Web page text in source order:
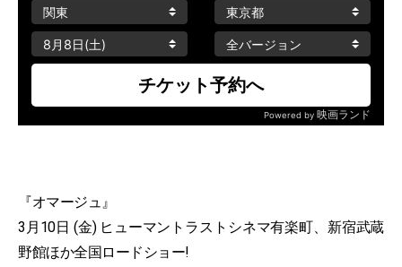
『オマージュ』
3月10日 (金) ヒューマントラストシネマ有楽町、新宿武蔵
野館ほか全国ロードショー!